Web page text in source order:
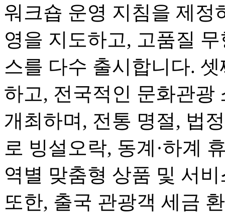
워크숍 운영 지침을 제정
영을 지도하고, 고품질
스를 다수 출시합니다.
하고, 전국적인 문화관광
개최하며, 전통 명절, 법
로 빙설오락, 동계·하계
역별 맞춤형 상품 및 서
또한, 출국 관광객 세금